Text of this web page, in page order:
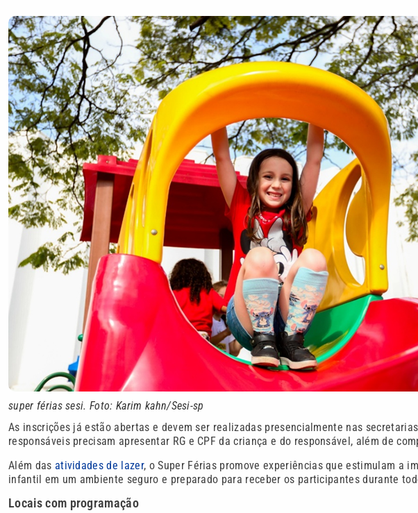
super férias sesi. Foto: Karim kahn/Sesi-sp
As inscrições já estão abertas e devem ser realizadas presencialmente nas
responsáveis precisam apresentar RG e CPF da criança e do responsável, além de
Além das atividades de lazer, o Super Férias promove experiências que estimulam a
infantil em um ambiente seguro e preparado para receber os participantes durante
Locais com programação